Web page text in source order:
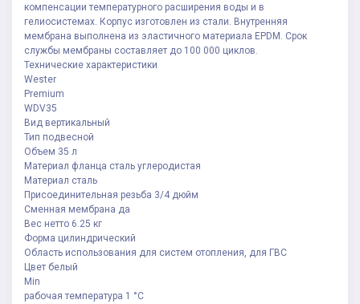
компенсации температурного расширения воды и в
гелиосистемах. Корпус изготовлен из стали. Внутренняя
мембрана выполнена из эластичного материала EPDM. Срок
службы мембраны составляет до 100 000 циклов.
Технические характеристики
Wester
Premium
WDV35
Вид вертикальный
Тип подвесной
Объем 35 л
Материал фланца сталь углеродистая
Материал сталь
Присоединительная резьба 3/4 дюйм
Сменная мембрана да
Вес нетто 6.25 кг
Форма цилиндрический
Область использования для систем отопления, для ГВС
Цвет белый
Min
рабочая температура 1 °С